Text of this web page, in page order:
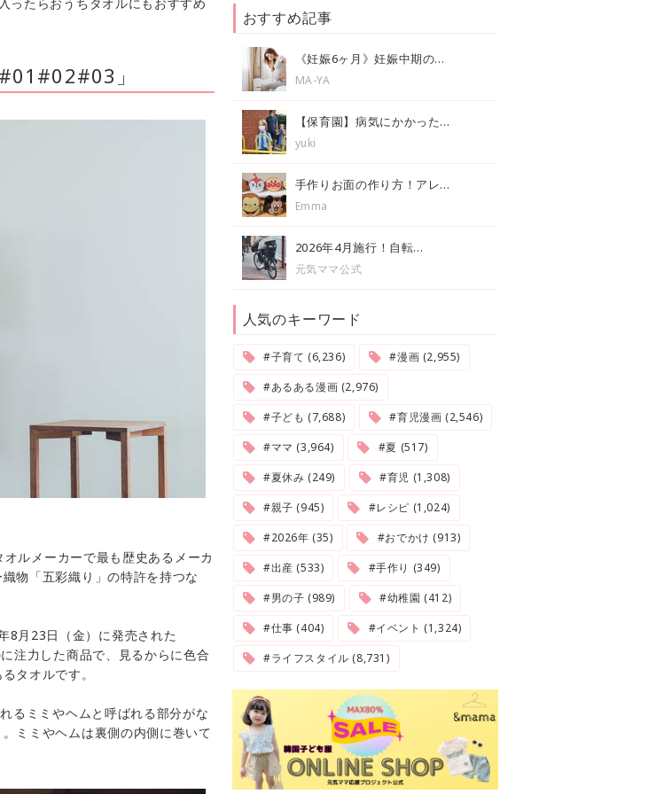
」
ルメーカーで最も歴史あるメーカ
物「五彩織り」の特許を持つな
8月23日（金）に発売された
注力した商品で、見るからに色合
タオルです。
るミミやヘムと呼ばれる部分がな
ミミやヘムは裏側の内側に巻いて
おすすめ記事
《妊娠6ヶ月》妊娠中期の...
MA-YA
【保育園】病気にかかった...
yuki
手作りお面の作り方！アレ...
Emma
2026年4月施行！自転...
元気ママ公式
人気のキーワード
#子育て (6,236)
#漫画 (2,955)
#あるある漫画 (2,976)
#子ども (7,688)
#育児漫画 (2,546)
#ママ (3,964)
#夏 (517)
#夏休み (249)
#育児 (1,308)
#親子 (945)
#レシピ (1,024)
#2026年 (35)
#おでかけ (913)
#出産 (533)
#手作り (349)
#男の子 (989)
#幼稚園 (412)
#仕事 (404)
#イベント (1,324)
#ライフスタイル (8,731)